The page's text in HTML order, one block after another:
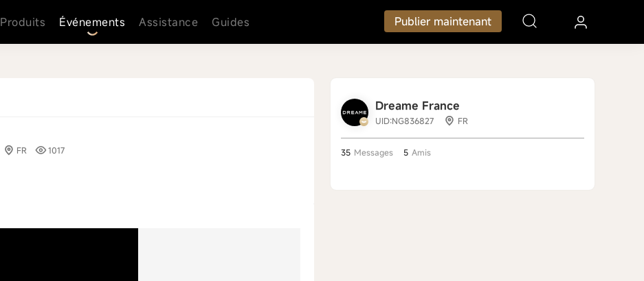
Produits Événements Assistance Guides Publier maintenant
FR 1017
Dreame France
UID:NG836827 FR
35 Messages 5 Amis